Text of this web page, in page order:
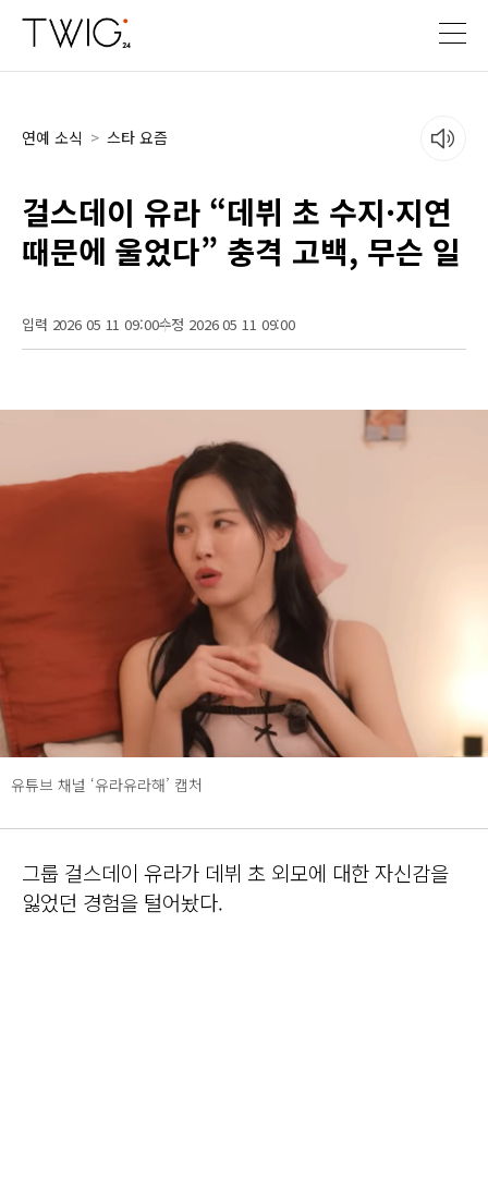
연예 소식 > 스타 요즘
걸스데이 유라 “데뷔 초 수지·지연
때문에 울었다” 충격 고백, 무슨 일
입력 2026 05 11 09:00수정 2026 05 11 09:00
유튜브 채널 ‘유라유라해’ 캡처
그룹 걸스데이 유라가 데뷔 초 외모에 대한 자신감을
잃었던 경험을 털어놨다.